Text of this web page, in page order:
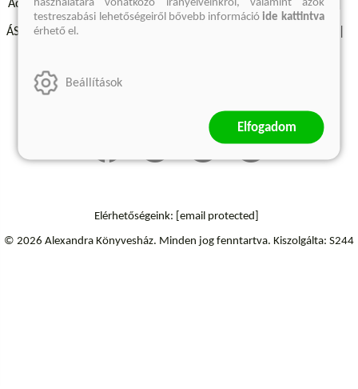
Adatvédelmi szabályzatok Elállási felmondási nyilatkozat
ÁSZF - Vásárlási feltételek
Szállítási információk
Elérhetőségeink: [email protected]
© 2026 Alexandra Könyvesház. Minden jog fenntartva. Kiszolgálta: S244
használatára vonatkozó irányelveinkről, valamint azok
testreszabási lehetőségeiről bővebb információide kattintva
érhető el.
Beállítások
Elfogadom